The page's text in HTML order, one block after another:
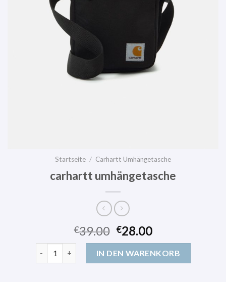
Startseite / Carhartt Umhängetasche
carhartt umhängetasche
€39.00 €28.00
IN DEN WARENKORB